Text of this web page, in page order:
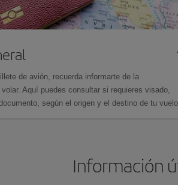
de avión, recuerda informarte de la
Aquí puedes consultar si requieres visado,
según el origen y el destino de tu
Información